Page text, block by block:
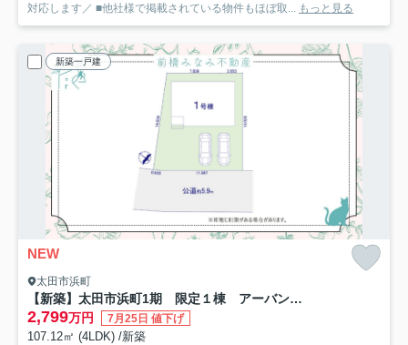
対応します／ ■他社様で掲載されている物件もほぼ取... もっと見る
新築一戸建
NEW
太田市浜町
【新築】太田市浜町1期 限定１棟 アーバンスタイル 新築建売
2,799万円 7月25日 値下げ
107.12㎡ (4LDK) /新築